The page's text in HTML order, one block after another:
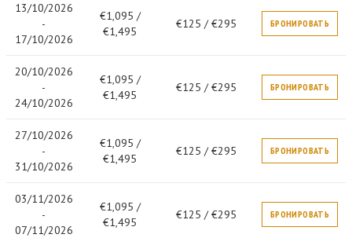
13/10/2026
-
17/10/2026
€1,095 /
€1,495
€125 / €295 БРОНИРОВАТЬ
20/10/2026
-
24/10/2026
€1,095 /
€1,495
€125 / €295 БРОНИРОВАТЬ
27/10/2026
-
31/10/2026
€1,095 /
€1,495
€125 / €295 БРОНИРОВАТЬ
03/11/2026
-
07/11/2026
€1,095 /
€1,495
€125 / €295 БРОНИРОВАТЬ